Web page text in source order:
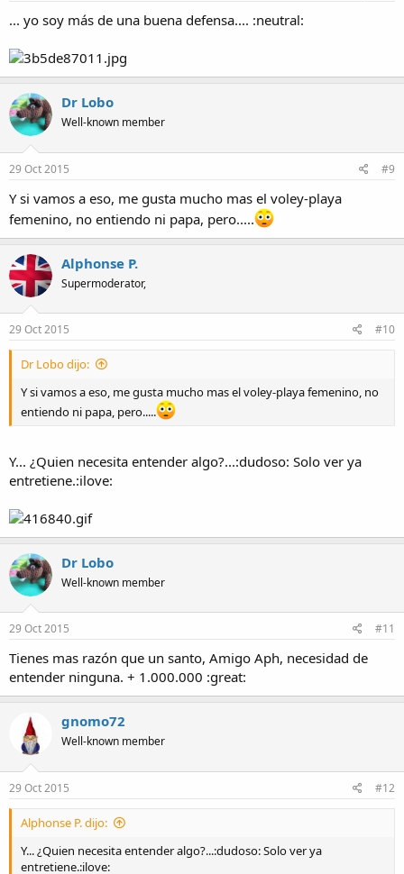
... yo soy más de una buena defensa.... :neutral:
Dr Lobo
Well-known member
29 Oct 2015 #9
Y si vamos a eso, me gusta mucho mas el voley-playa
femenino, no entiendo ni papa, pero.....
Alphonse P.
Supermoderator,
29 Oct 2015 #10
Dr Lobo dijo:
Y si vamos a eso, me gusta mucho mas el voley-playa femenino, no
entiendo ni papa, pero.....
Y... ¿Quien necesita entender algo?...:dudoso: Solo ver ya
entretiene.:ilove:
Dr Lobo
Well-known member
29 Oct 2015 #11
Tienes mas razón que un santo, Amigo Aph, necesidad de
entender ninguna. + 1.000.000 :great:
gnomo72
Well-known member
29 Oct 2015 #12
Alphonse P. dijo:
Y... ¿Quien necesita entender algo?...:dudoso: Solo ver ya
entretiene.:ilove: